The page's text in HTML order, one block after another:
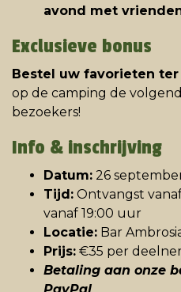
avond met
Exclusieve bonus
Bestel uw favorieten ter
op de camping de
bezoekers!
Info & inschrijving
Datum: 26
Tijd: Ontvangst
vanaf 19:00 uur
Locatie: Bar
Prijs: €35 per
Betaling aan onze
PayPal